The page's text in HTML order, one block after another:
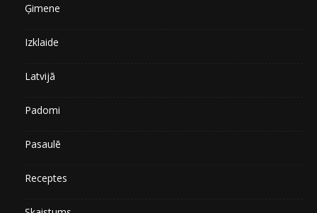
Ģimene
Izklaide
Latvijā
Padomi
Pasaulē
Receptes